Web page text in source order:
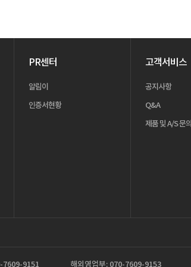
PR센터
알림이
인증서현황
고객서비스
공지사항
Q&A
제품 및 A/S 문의
7609-9151 해외영업부: 070-7609-9153